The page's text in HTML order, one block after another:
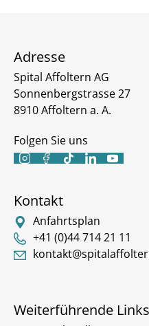
Adresse
Spital Affoltern AG
Sonnenbergstrasse 27
8910 Affoltern a. A.
Folgen Sie uns
    
Kontakt
Anfahrtsplan
+41 (0)44 714 21 11
Weiterführende Links